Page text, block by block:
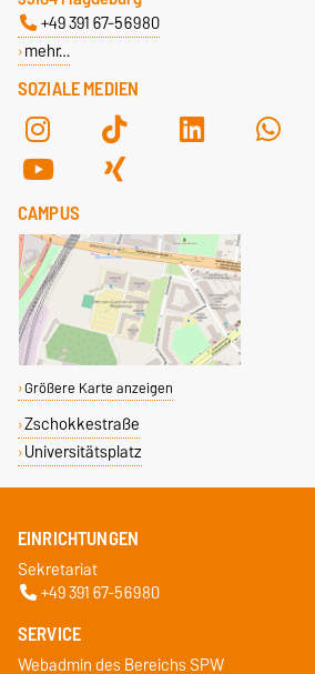
SOZIALE MEDIEN
+49 391 67-56980
mehr…
CAMPUS
Größere Karte anzeigen
Zschokkestraße
Universitätsplatz
EINRICHTUNGEN
Sekretariat
+49 391 67-56980
SERVICE
Webadmin des Bereichs SPW